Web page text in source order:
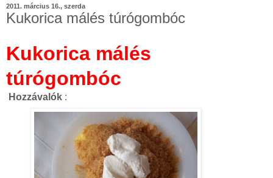
2011. március 16., szerda
Kukorica málés túrógombóc
Kukorica málés
túrógombóc
Hozzávalók :